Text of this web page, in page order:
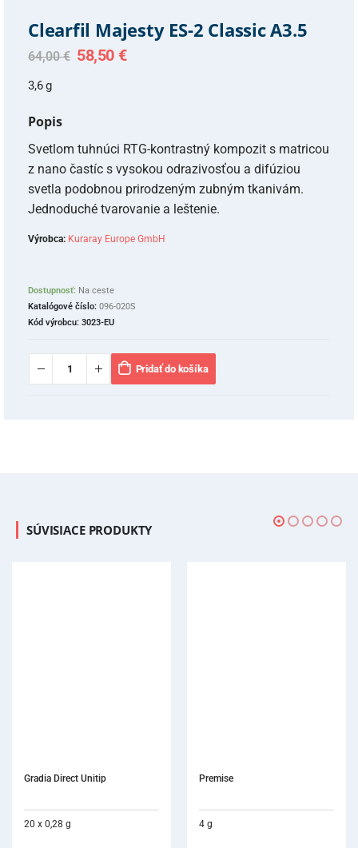
Clearfil Majesty ES-2 Classic A3.5
64,00€ Original
price
58,50 €Current
3,6 g
Popis
Svetlom tuhnúci RTG-kontrastný kompozit s matricou
z nano častíc s vysokou odrazivosťou a difúziou
svetla podobnou prirodzeným zubným tkanivám.
Jednoduché tvarovanie a leštenie.
Výrobca: Kuraray Europe GmbH
Dostupnosť: Na ceste
Katalógové číslo: 096-020S
Kód výrobcu: 3023-EU
Pridať do košíka
SÚVISIACE PRODUKTY
Gradia Direct Unitip
20 x 0,28 g
Premise
4 g